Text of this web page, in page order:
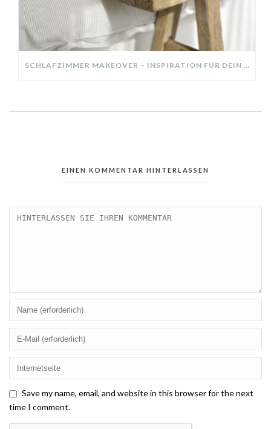
SCHLAFZIMMER MAKEOVER – INSPIRATION FÜR DEIN SCHLAFZIMMER: AUS ALT MACH NEU – HELL, GEMÜTLICH UND EINLADEND
EINEN KOMMENTAR HINTERLASSEN
Save my name, email, and website in this browser for the next
time I comment.